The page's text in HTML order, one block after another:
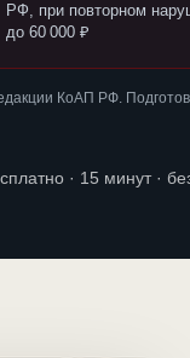
РФ, при повторном
до 60 000 ₽
КоАП РФ.
· 15 минут ·